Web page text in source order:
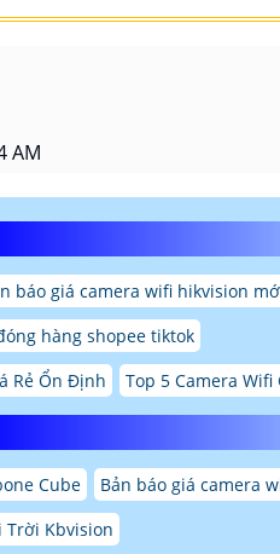
AM
báo giá camera wifi hikvision
hàng shopee tiktok
Rẻ Ổn Định Top 5 Camera Wifi
Cube
Bản báo giá camera
Trời Kbvision